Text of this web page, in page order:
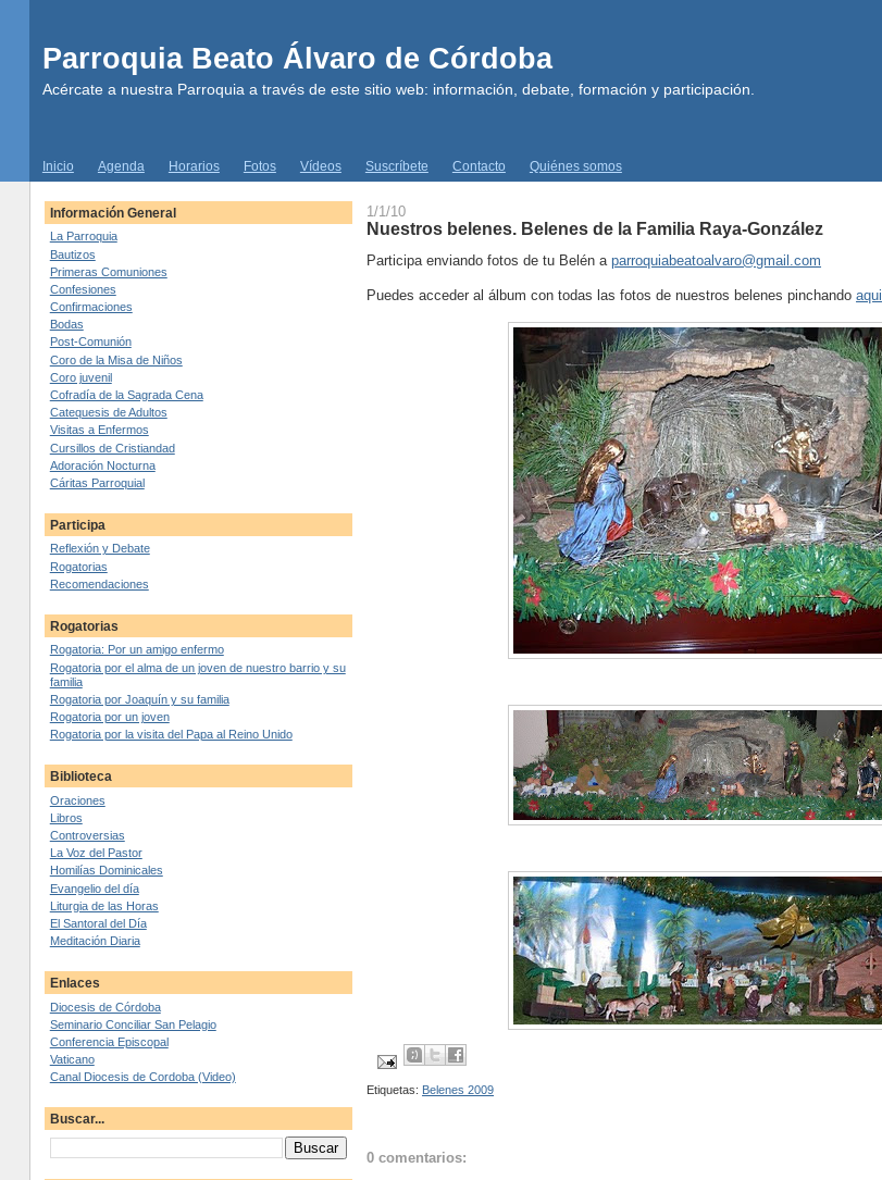
Parroquia Beato Álvaro de Córdoba
Acércate a nuestra Parroquia a través de este sitio web: información, debate, formación y participación.
Inicio Agenda Horarios Fotos Vídeos Suscríbete Contacto Quiénes somos
Información General
La Parroquia
Bautizos
Primeras Comuniones
Confesiones
Confirmaciones
Bodas
Post-Comunión
Coro de la Misa de Niños
Coro juvenil
Cofradía de la Sagrada Cena
Catequesis de Adultos
Visitas a Enfermos
Cursillos de Cristiandad
Adoración Nocturna
Cáritas Parroquial
Participa
Reflexión y Debate
Rogatorias
Recomendaciones
Rogatorias
Rogatoria: Por un amigo enfermo
Rogatoria por el alma de un joven de nuestro barrio y su
familia
Rogatoria por Joaquín y su familia
Rogatoria por un joven
Rogatoria por la visita del Papa al Reino Unido
Biblioteca
Oraciones
Libros
Controversias
La Voz del Pastor
Homilías Dominicales
Evangelio del día
Liturgia de las Horas
El Santoral del Día
Meditación Diaria
Enlaces
Diocesis de Córdoba
Seminario Conciliar San Pelagio
Conferencia Episcopal
Vaticano
Canal Diocesis de Cordoba (Video)
Buscar...
1/1/10
Nuestros belenes. Belenes de la Familia Raya-González
Participa enviando fotos de tu Belén aparroquiabeatoalvaro@gmail.com
Puedes acceder al álbum con todas las fotos de nuestros belenes pinchandoaqui
Etiquetas: Belenes 2009
0 comentarios: